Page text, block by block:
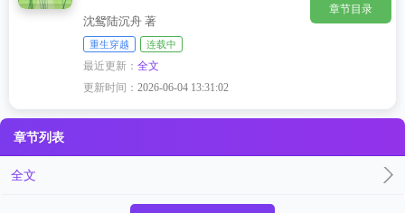
沈鸳陆沉舟 著
重生穿越 连载中
最近更新：全文
更新时间：2026-06-04 13:31:02
章节目录
章节列表
全文